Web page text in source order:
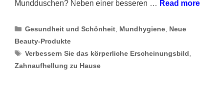
Mundduschen? Neben einer besseren … Read more
Categories
Gesundheit und Schönheit Mundhygiene Neue
Beauty-Produkte
Tags
Verbessern Sie das körperliche Erscheinungsbild
Zahnaufhellung zu Hause